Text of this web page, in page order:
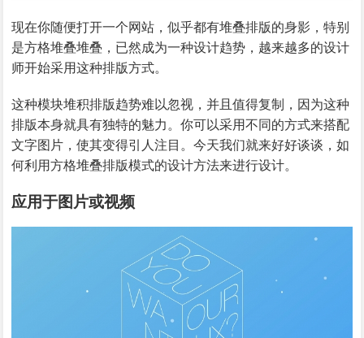
现在你随便打开一个网站，似乎都有堆叠排版的身影，特别
是方格堆叠堆叠，已然成为一种设计趋势，越来越多的设计
师开始采用这种排版方式。
这种模块堆积排版趋势难以忽视，并且值得复制，因为这种
排版本身就具有独特的魅力。你可以采用不同的方式来搭配
文字图片，使其变得引人注目。今天我们就来好好谈谈，如
何利用方格堆叠排版模式的设计方法来进行设计。
应用于图片或视频